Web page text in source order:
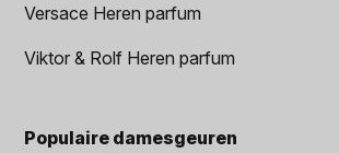
Versace Heren parfum
Viktor & Rolf Heren parfum
Populaire damesgeuren